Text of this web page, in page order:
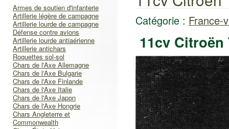
Armes de soutien d'infanterie
Artillerie légère de campagne
Artillerie lourde de campagne
Défense contre avions
Artillerie lourde antiaérienne
Artillerie antichars
Roquettes sol-sol
Chars de l'Axe Allemagne
Chars de l'Axe Bulgarie
Chars de l'Axe Finlande
Chars de l'Axe Italie
Chars de l'Axe Japon
Chars de l'Axe Hongrie
Chars Angleterre et
Commonwealth
Catégorie : France-
11cv